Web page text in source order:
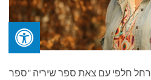
חלפי עם צאת ספר שיריה "ספר